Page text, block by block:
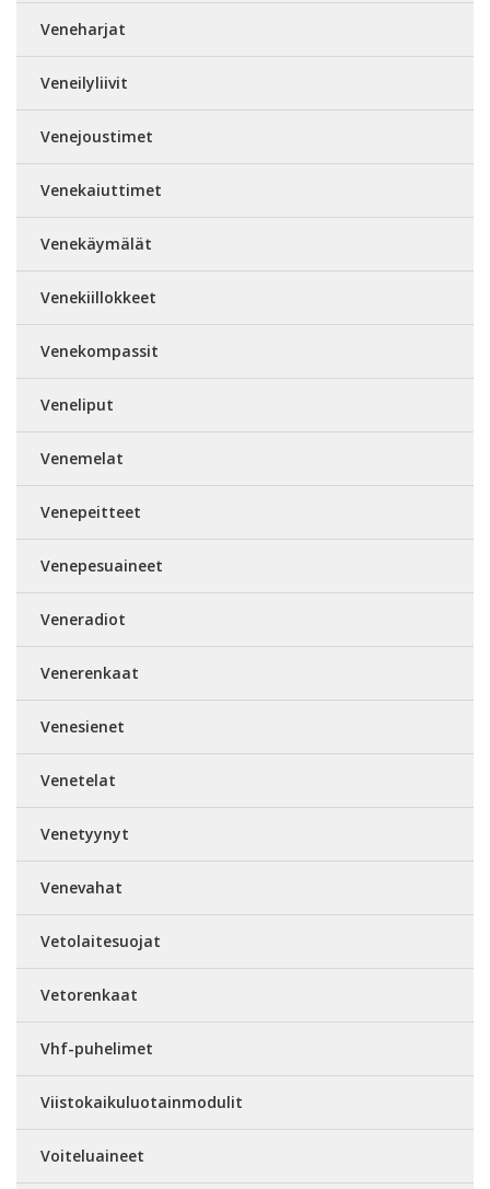
Veneharjat
Veneilyliivit
Venejoustimet
Venekaiuttimet
Venekäymälät
Venekiillokkeet
Venekompassit
Veneliput
Venemelat
Venepeitteet
Venepesuaineet
Veneradiot
Venerenkaat
Venesienet
Venetelat
Venetyynyt
Venevahat
Vetolaitesuojat
Vetorenkaat
Vhf-puhelimet
Viistokaikuluotainmodulit
Voiteluaineet